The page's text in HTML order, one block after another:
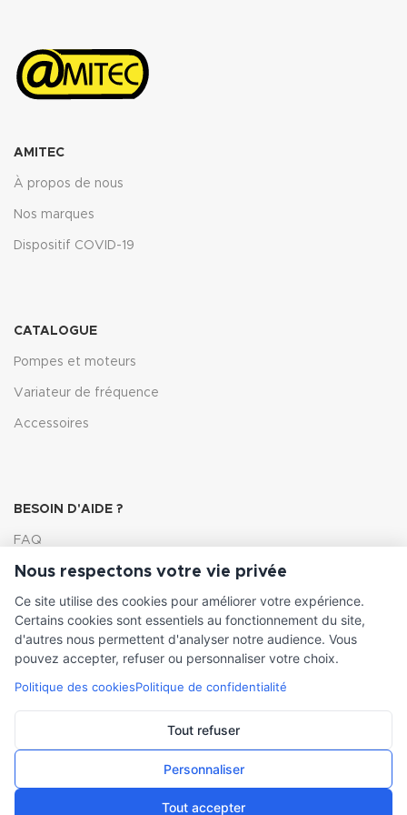
Propriétés transmise pour
l’épaisseur 2mm.
Télécharger la fiche technique
AMITEC
À propos de nous
Nos marques
Dispositif COVID-19
CATALOGUE
Pompes et moteurs
Variateur de fréquence
Accessoires
BESOIN D'AIDE ?
FAQ
Lexique
Comment choisir ma pompe
INFORMATIONS LÉGALES
Mentions légales
Nous respectons votre vie privée
Ce site utilise des cookies pour améliorer votre expérience.
Certains cookies sont essentiels au fonctionnement du site,
d'autres nous permettent d'analyser notre audience. Vous
pouvez accepter, refuser ou personnaliser votre choix.
Politique des cookiesPolitique de confidentialité
Tout refuser
Personnaliser
Tout accepter